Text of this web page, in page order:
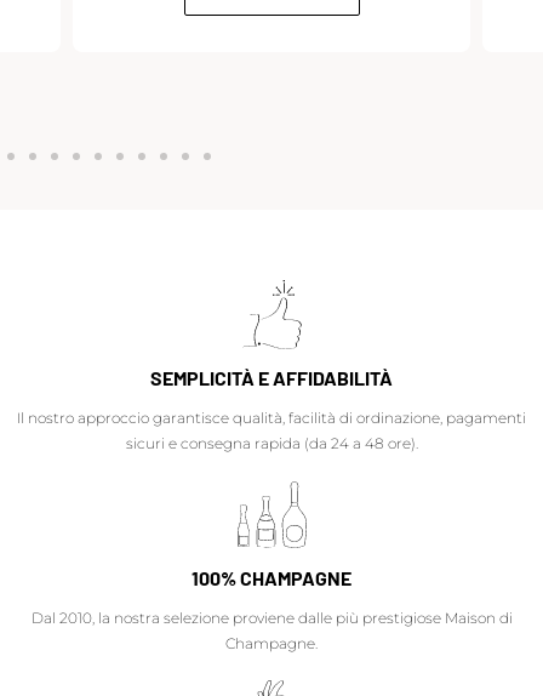
SEMPLICITÀ E AFFIDABILITÀ
Il nostro approccio garantisce qualità, facilità di ordinazione, pagamenti
sicuri e consegna rapida (da 24 a 48 ore).
100% CHAMPAGNE
Dal 2010, la nostra selezione proviene dalle più prestigiose Maison di
Champagne.